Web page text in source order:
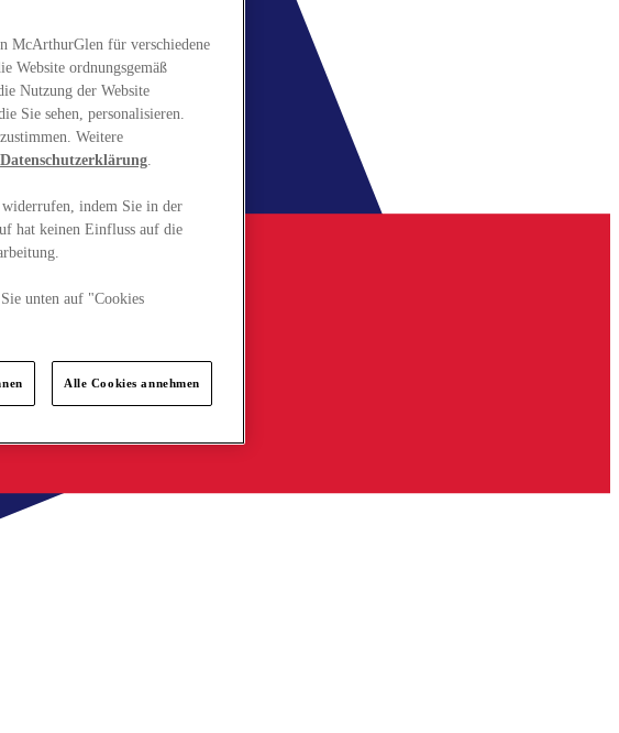
McArthurGlen für verschiedene
Website ordnungsgemäß
Nutzung der Website
Sie sehen, personalisieren.
Weitere
Datenschutzerklärung.
indem Sie in der
hat keinen Einfluss auf die
unten auf "Cookies
Alle Cookies annehmen